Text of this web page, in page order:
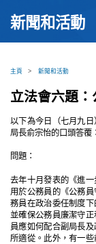
新聞和活動
主頁 > 新聞和活動
立法會六題：
以下為今日（七月九
局長俞宗怡的口頭答覆：
問題：
去年十月發表的《進
用於公務員的《公務
務員在政治委任制度
並確保公務員廉潔守
員應如何配合副局長
所適從。此外，有一